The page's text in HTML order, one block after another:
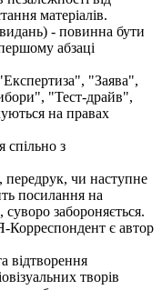
матеріалів.
- повинна бути
абзаці
"Заява",
"Тест-драйв",
на правах
спільно з
передрук, чи наступне
посилання на
забороняється.
Корреспондент є автор
відтворення
творів